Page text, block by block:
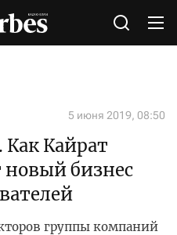
5 июня 2019, 08:50
Как Кайрат
бизнес
группы компаний